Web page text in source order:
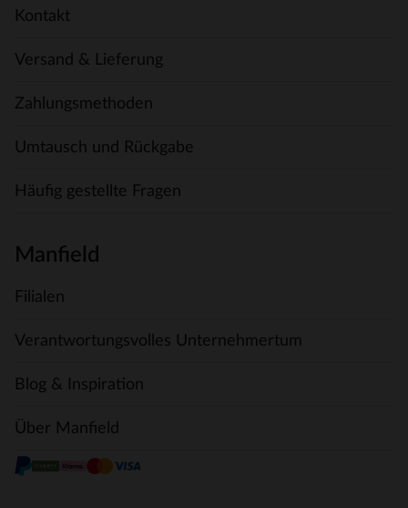
Kontakt
Versand & Lieferung
Zahlungsmethoden
Umtausch und Rückgabe
Häufig gestellte Fragen
Manfield
Filialen
Verantwortungsvolles Unternehmertum
Blog & Inspiration
Über Manfield